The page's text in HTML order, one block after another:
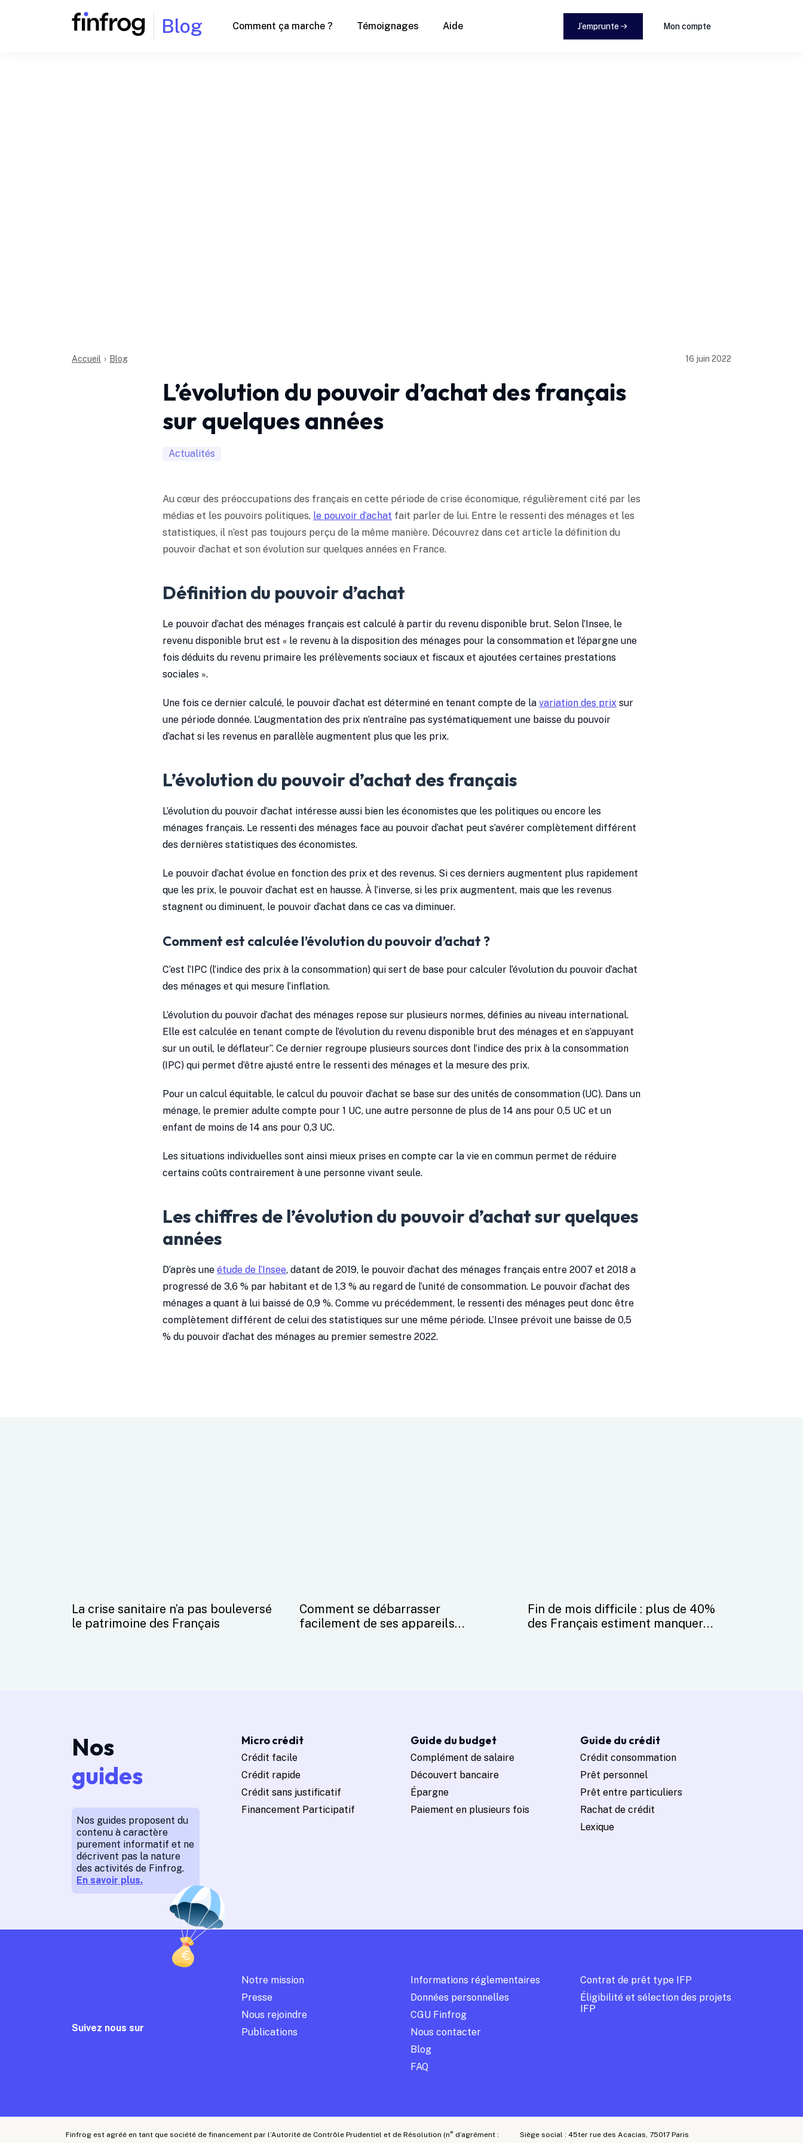
Blog Comment ça marche ? Témoignages Aide J’emprunte Mon compte
Accueil › Blog 16 juin 2022
L’évolution du pouvoir d’achat des français
sur quelques années
Actualités
Au cœur des préoccupations des français en cette période de crise économique, régulièrement cité par les
médias et les pouvoirs politiques, le pouvoir d’achat fait parler de lui. Entre le ressenti des ménages et les
statistiques, il n’est pas toujours perçu de la même manière. Découvrez dans cet article la définition du
pouvoir d’achat et son évolution sur quelques années en France.
Définition du pouvoir d’achat
Le pouvoir d’achat des ménages français est calculé à partir du revenu disponible brut. Selon l’Insee, le
revenu disponible brut est « le revenu à la disposition des ménages pour la consommation et l’épargne une
fois déduits du revenu primaire les prélèvements sociaux et fiscaux et ajoutées certaines prestations
sociales ».
Une fois ce dernier calculé, le pouvoir d’achat est déterminé en tenant compte de la variation des prix sur
une période donnée. L’augmentation des prix n’entraîne pas systématiquement une baisse du pouvoir
d’achat si les revenus en parallèle augmentent plus que les prix.
L’évolution du pouvoir d’achat des français
L’évolution du pouvoir d’achat intéresse aussi bien les économistes que les politiques ou encore les
ménages français. Le ressenti des ménages face au pouvoir d’achat peut s’avérer complètement différent
des dernières statistiques des économistes.
Le pouvoir d’achat évolue en fonction des prix et des revenus. Si ces derniers augmentent plus rapidement
que les prix, le pouvoir d’achat est en hausse. À l’inverse, si les prix augmentent, mais que les revenus
stagnent ou diminuent, le pouvoir d’achat dans ce cas va diminuer.
Comment est calculée l’évolution du pouvoir d’achat ?
C’est l’IPC (l’indice des prix à la consommation) qui sert de base pour calculer l’évolution du pouvoir d’achat
des ménages et qui mesure l’inflation.
L’évolution du pouvoir d’achat des ménages repose sur plusieurs normes, définies au niveau international.
Elle est calculée en tenant compte de l’évolution du revenu disponible brut des ménages et en s’appuyant
sur un outil, le déflateur”. Ce dernier regroupe plusieurs sources dont l’indice des prix à la consommation
(IPC) qui permet d’être ajusté entre le ressenti des ménages et la mesure des prix.
Pour un calcul équitable, le calcul du pouvoir d’achat se base sur des unités de consommation (UC). Dans un
ménage, le premier adulte compte pour 1 UC, une autre personne de plus de 14 ans pour 0,5 UC et un
enfant de moins de 14 ans pour 0,3 UC.
Les situations individuelles sont ainsi mieux prises en compte car la vie en commun permet de réduire
certains coûts contrairement à une personne vivant seule.
Les chiffres de l’évolution du pouvoir d’achat sur quelques
années
D’après une étude de l’Insee, datant de 2019, le pouvoir d’achat des ménages français entre 2007 et 2018 a
progressé de 3,6 % par habitant et de 1,3 % au regard de l’unité de consommation. Le pouvoir d’achat des
ménages a quant à lui baissé de 0,9 %. Comme vu précédemment, le ressenti des ménages peut donc être
complètement différent de celui des statistiques sur une même période. L’Insee prévoit une baisse de 0,5
% du pouvoir d’achat des ménages au premier semestre 2022.
La crise sanitaire n’a pas bouleversé
le patrimoine des Français
Comment se débarrasser
facilement de ses appareils
Fin de mois difficile : plus de 40%
des Français estiment manquer
Nos
guides
Nos guides proposent du
contenu à caractère
purement informatif et ne
décrivent pas la nature
des activités de Finfrog.
En savoir plus.
Micro crédit
Crédit facile
Crédit rapide
Crédit sans justificatif
Financement Participatif
Guide du budget
Complément de salaire
Découvert bancaire
Épargne
Paiement en plusieurs fois
Guide du crédit
Crédit consommation
Prêt personnel
Prêt entre particuliers
Rachat de crédit
Lexique
Suivez nous sur
Notre mission
Presse
Nous rejoindre
Publications
Informations réglementaires
Données personnelles
CGU Finfrog
Nous contacter
Blog
FAQ
Contrat de prêt type IFP
Éligibilité et sélection des projets
IFP
Finfrog est agréé en tant que société de financement par l’Autorité de Contrôle Prudentiel et de Résolution (n° d’agrément :
Siège social : 45ter rue des Acacias, 75017 Paris